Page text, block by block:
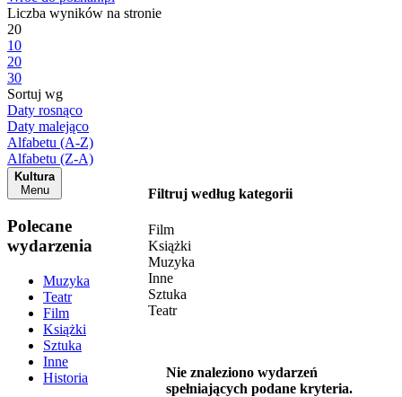
Liczba wyników na stronie
20
10
20
30
Sortuj wg
Daty rosnąco
Daty malejąco
Alfabetu (A-Z)
Alfabetu (Z-A)
Kultura
Menu
Polecane
wydarzenia
Muzyka
Teatr
Film
Książki
Sztuka
Inne
Historia
Filtruj według kategorii
Film
Książki
Muzyka
Inne
Sztuka
Teatr
Nie znaleziono wydarzeń
spełniających podane kryteria.